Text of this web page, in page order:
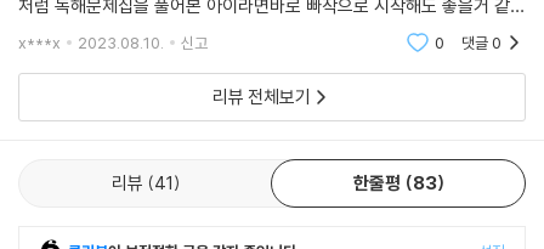
처럼 독해문제집을 풀어본 아이라면바로 빠작으로 시작해도 좋을거 같아
요.?특히 디딤돌독해력 고학년용 Ⅰ, Ⅱ, Ⅲ, Ⅳ과빠작 비문학0가 큰 차이아
x***x 2023.08.10. 신고 0 댓글0
리뷰 전체보기
리뷰 41 한줄평 83